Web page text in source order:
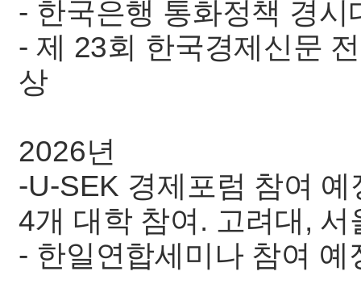
- 한국은행 통화정책 경
- 제 23회 한국경제신문
상
2026년
-U-SEK 경제포럼 참여
4개 대학 참여. 고려대,
- 한일연합세미나 참여 예